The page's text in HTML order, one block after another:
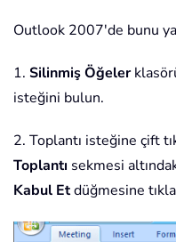
Outlook 2007'de bunu
1. Silinmiş Öğeler
isteğini bulun.
2. Toplantı isteğine çift
Toplantı sekmesi
Kabul Etdüğmesine